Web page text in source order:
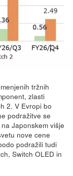
tržnih
zlasti
2. V Evropi bo
podražitve se
Japonskem višje
nove cene
podražili tudi
Switch OLED in